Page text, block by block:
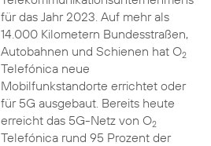
für das Jahr 2023. Auf mehr als
14.000 Kilometern Bundesstraßen,
Autobahnen und Schienen hat O2
Telefónica neue
Mobilfunkstandorte errichtet oder
für 5G ausgebaut. Bereits heute
erreicht das 5G-Netz von O2
Telefónica rund 95 Prozent der